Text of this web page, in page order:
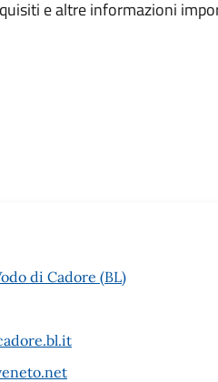
e altre informazioni
di Cadore (BL)